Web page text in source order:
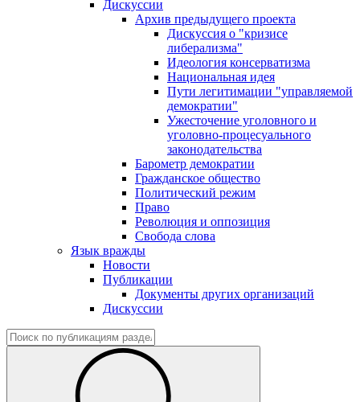
Дискуссии
Архив предыдущего проекта
Дискуссия о "кризисе
либерализма"
Идеология консерватизма
Национальная идея
Пути легитимации "управляемой
демократии"
Ужесточение уголовного и
уголовно-процесуального
законодательства
Барометр демократии
Гражданское общество
Политический режим
Право
Революция и оппозиция
Свобода слова
Язык вражды
Новости
Публикации
Документы других организаций
Дискуссии